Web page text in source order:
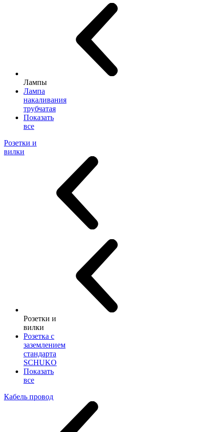
Лампы
Лампа
накаливания
трубчатая
Показать
все
Розетки и
вилки
Розетки и
вилки
Розетка с
заземлением
стандарта
SCHUKO
Показать
все
Кабель провод